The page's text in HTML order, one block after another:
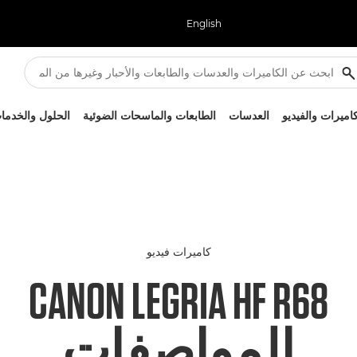
English
والفيديو العدسات الطابعات والماسحات الضوئية الحلول
كاميرات فيديو
CANON LEGRIA HF R68